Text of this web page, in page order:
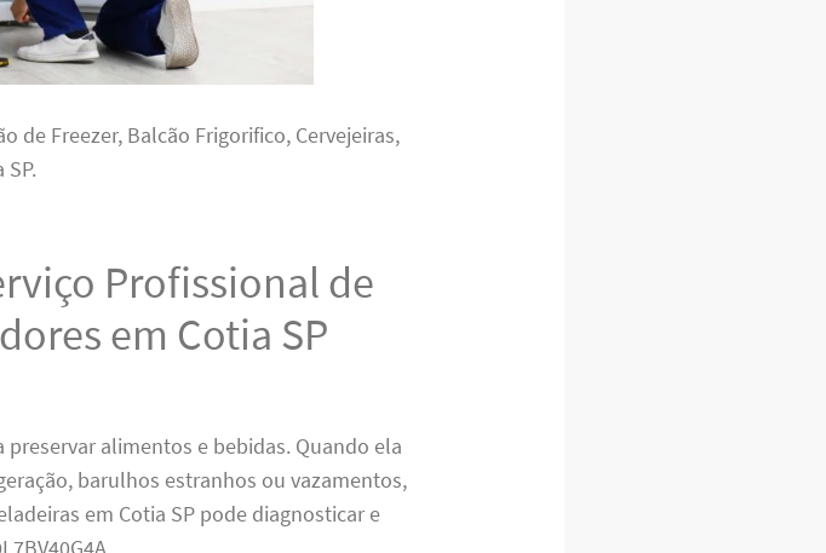
de Freezer, Balcão Frigorifico, Cervejeiras,
Profissional de
em Cotia SP
alimentos e bebidas. Quando ela
barulhos estranhos ou vazamentos,
em Cotia SP pode diagnosticar e